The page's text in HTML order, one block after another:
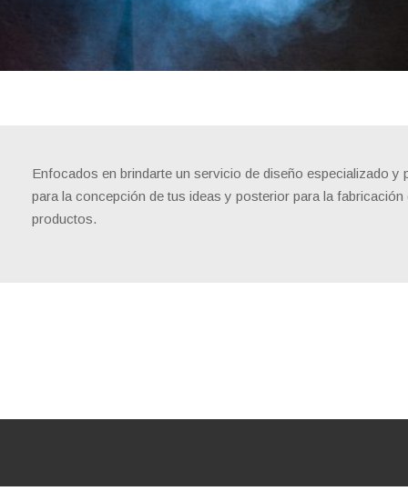
Enfocados en brindarte un servicio de diseño especializado y
para la concepción de tus ideas y posterior para la fabricación
productos.